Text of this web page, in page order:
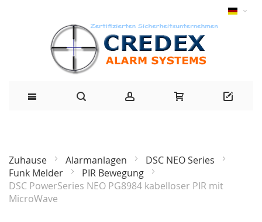
Zuhause Alarmanlagen
DSC NEO Series
Funk Melder
PIR Bewegung
DSC PowerSeries NEO PG8984 kabelloser PIR mit
MicroWave